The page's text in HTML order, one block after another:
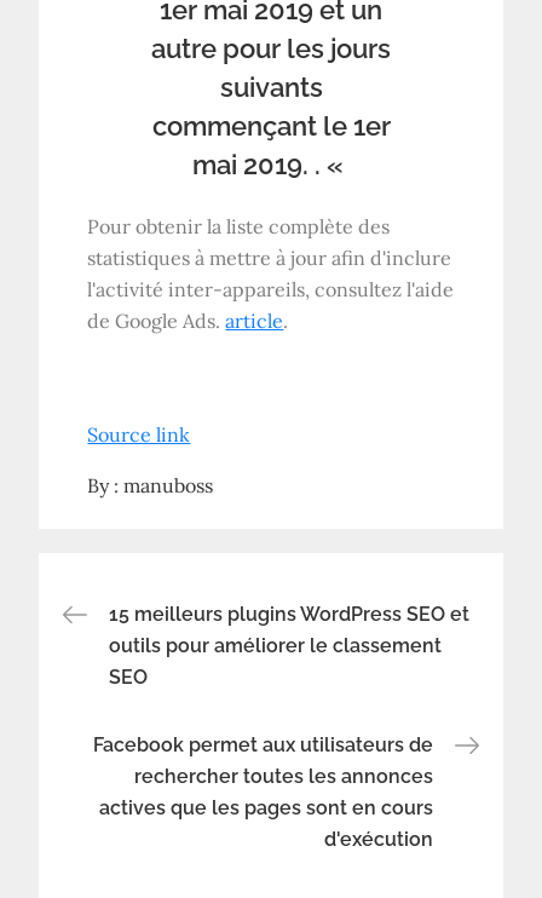
1er mai 2019 et un
autre pour les jours
suivants
commençant le 1er
mai 2019. . «
Pour obtenir la liste complète des
statistiques à mettre à jour afin d'inclure
l'activité inter-appareils, consultez l'aide
de Google Ads.article.
Source link
By :manuboss
Navigation
de
l’article
15 meilleurs plugins WordPress SEO et
outils pour améliorer le classement
SEO
Facebook permet aux utilisateurs de
rechercher toutes les annonces
actives que les pages sont en cours
d'exécution